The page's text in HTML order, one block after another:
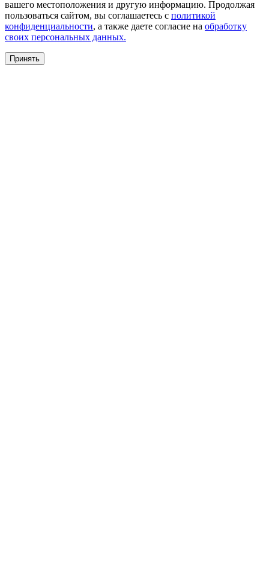
вашего местоположения и другую информацию. Продолжая
пользоваться сайтом, вы соглашаетесь с политикой
конфиденциальности, а также даете согласие на обработку
своих персональных данных.
Принять